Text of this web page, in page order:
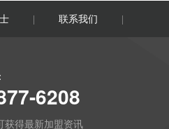
联系我们
6208
获得最新加盟资讯